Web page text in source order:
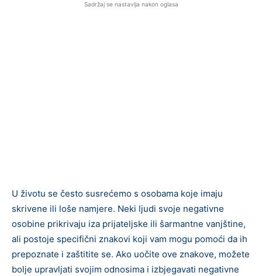
Sadržaj se nastavlja nakon oglasa
U životu se često susrećemo s osobama koje imaju
skrivene ili loše namjere. Neki ljudi svoje negativne
osobine prikrivaju iza prijateljske ili šarmantne vanjštine,
ali postoje specifični znakovi koji vam mogu pomoći da ih
prepoznate i zaštitite se. Ako uočite ove znakove, možete
bolje upravljati svojim odnosima i izbjegavati negativne